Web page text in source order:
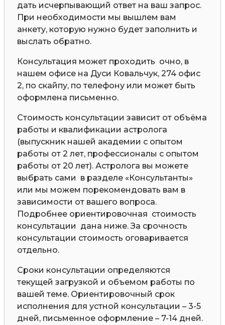
дать исчерпывающий ответ на ваш запрос.
При необходимости мы вышлем вам
анкету, которую нужно будет заполнить и
выслать обратно.
Консультация может проходить очно, в
нашем офисе на Дуси Ковальчук, 274 офис
2, по скайпу, по телефону или может быть
оформлена письменно.
Стоимость консультации зависит от объёма
работы и квалификации астролога
(выпускник нашей академии с опытом
работы от 2 лет, профессионалы с опытом
работы от 20 лет). Астролога вы можете
выбрать сами в разделе «Консультанты»
или мы можем порекомендовать вам в
зависимости от вашего вопроса.
Подробнее ориентировочная стоимость
консультации дана ниже. За срочность
консультации стоимость оговаривается
отдельно.
Сроки консультации определяются
текущей загрузкой и объемом работы по
вашей теме. Ориентировочный срок
исполнения для устной консультации – 3-5
дней, письменное оформление – 7-14 дней.